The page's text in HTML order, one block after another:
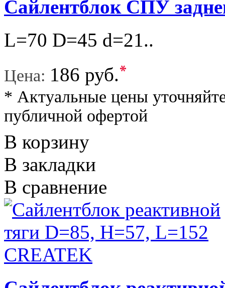
Сайлентблок СПУ
L=70 D=45 d=21..
Цена: 186 руб.*
* Актуальные цены
публичной офертой
В корзину
В закладки
В сравнение